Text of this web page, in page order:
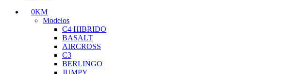
0KM
Modelos
C4 HIBRIDO
BASALT
AIRCROSS
C3
BERLINGO
JUMPY